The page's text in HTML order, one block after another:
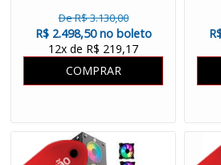
De R$ 3.130,00
R$ 2.498,50 no boleto
12x de R$ 219,17
COMPRAR